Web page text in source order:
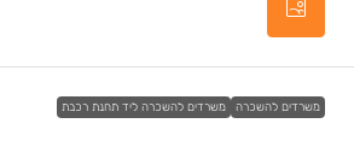
משרדים להשכרה משרדים להשכרה ליד תחנת רכבת